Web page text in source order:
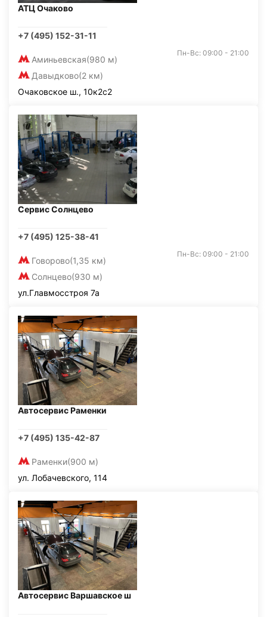
АТЦ Очаково
+7 (495) 152-31-11
Аминьевская(980 м)
Давыдково(2 км)
Пн-Вс: 09:00 - 21:00
Очаковское ш., 10к2с2
Сервис Солнцево
+7 (495) 125-38-41
Говорово(1,35 км)
Солнцево(930 м)
Пн-Вс: 09:00 - 21:00
ул.Главмосстроя 7а
Автосервис Раменки
+7 (495) 135-42-87
Раменки(900 м)
ул. Лобачевского, 114
Автосервис Варшавское ш